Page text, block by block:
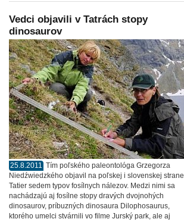
Vedci objavili v Tatrách stopy
dinosaurov
25.8.2011 Tím poľského paleontológa Grzegorza
Niedźwiedzkého objavil na poľskej i slovenskej strane
Tatier sedem typov fosílnych nálezov. Medzi nimi sa
nachádzajú aj fosílne stopy dravých dvojnohých
dinosaurov, príbuzných dinosaura Dilophosaurus,
ktorého umelci stvárnili vo filme Jurský park, ale aj